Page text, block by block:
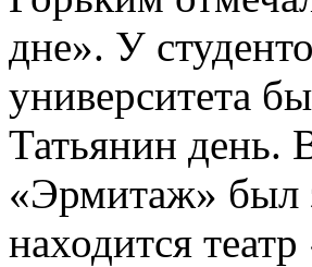
дне». У
университета
Татьянин день.
«Эрмитаж» был
находится